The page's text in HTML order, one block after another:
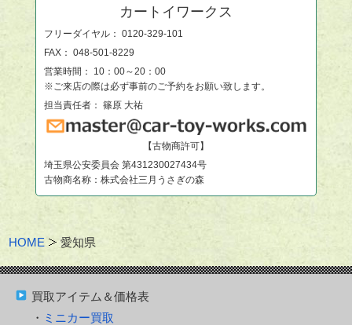
カートイワークス
フリーダイヤル： 0120-329-101
FAX： 048-501-8229
営業時間： 10：00～20：00
※ご来店の際は必ず事前のご予約をお願い致します。
担当責任者： 篠原 大祐
【古物商許可】
埼玉県公安委員会 第431230027434号
古物商名称：株式会社三月うさぎの森
HOME 愛知県
買取アイテム＆価格表
ミニカー買取